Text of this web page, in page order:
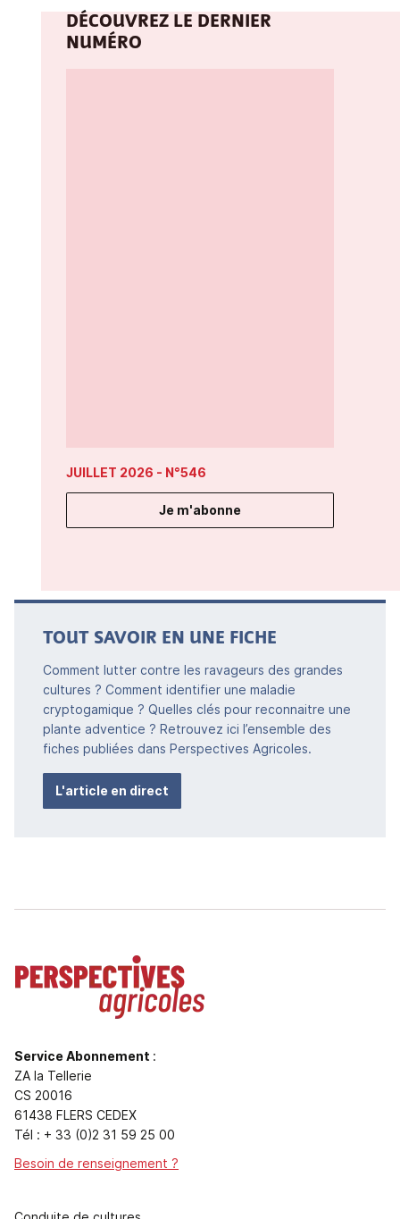
DÉCOUVREZ LE DERNIER
NUMÉRO
JUILLET 2026 - N°546
Je m'abonne
TOUT SAVOIR EN UNE FICHE
Comment lutter contre les ravageurs des grandes
cultures ? Comment identifier une maladie
cryptogamique ? Quelles clés pour reconnaitre une
plante adventice ? Retrouvez ici l’ensemble des
fiches publiées dans Perspectives Agricoles.
L'article en direct
Service Abonnement :
ZA la Tellerie
CS 20016
61438 FLERS CEDEX
Tél : + 33 (0)2 31 59 25 00
Besoin de renseignement ?